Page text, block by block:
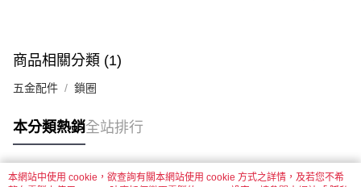
每筆NT$60，滿NT$1,500(含以上)免運費
付款後7-11取貨
宅配 新竹物流
每筆NT$130，滿NT$2,000(含以上)免運費
商品相關分類 (1)
五金配件 鎖圈
本分類熱銷全站排行
本網站中使用 cookie，欲查詢有關本網站使用 cookie 方式之詳情，及若您不希